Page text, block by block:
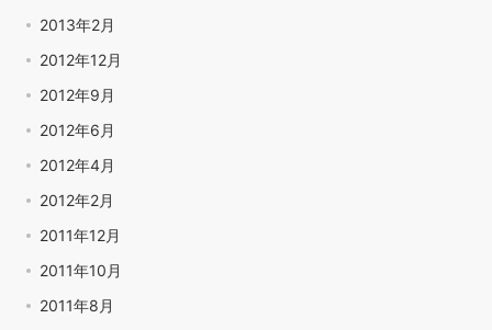
2013年2月
2012年12月
2012年9月
2012年6月
2012年4月
2012年2月
2011年12月
2011年10月
2011年8月